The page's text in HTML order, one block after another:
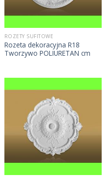
ROZETY SUFITOWE
Rozeta dekoracyjna R18
Tworzywo POLIURETAN cm